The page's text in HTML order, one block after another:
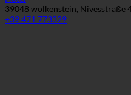
39048 wolkenstein, Nivesstraße
+39 471 773329